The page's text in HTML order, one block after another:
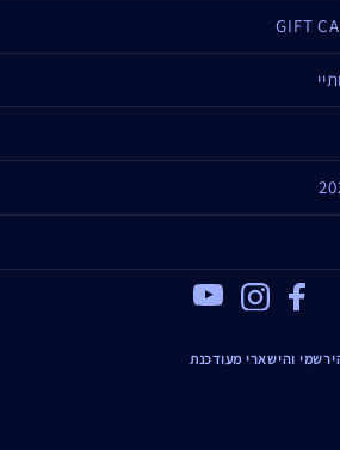
Facebook
והישארי מעודכנת